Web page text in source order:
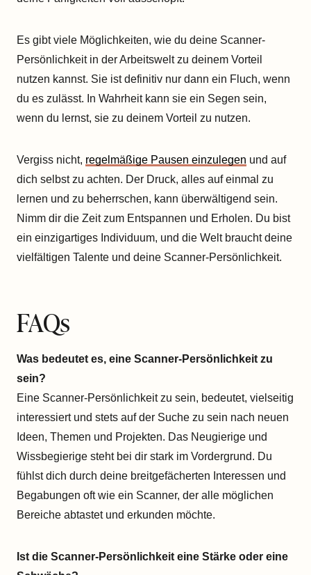
Es gibt viele Möglichkeiten, wie du deine Scanner-
Persönlichkeit in der Arbeitswelt zu deinem Vorteil
nutzen kannst. Sie ist definitiv nur dann ein Fluch, wenn
du es zulässt. In Wahrheit kann sie ein Segen sein,
wenn du lernst, sie zu deinem Vorteil zu nutzen.
Vergiss nicht, regelmäßige Pausen einzulegen und auf
dich selbst zu achten. Der Druck, alles auf einmal zu
lernen und zu beherrschen, kann überwältigend sein.
Nimm dir die Zeit zum Entspannen und Erholen. Du bist
ein einzigartiges Individuum, und die Welt braucht deine
vielfältigen Talente und deine Scanner-Persönlichkeit.
FAQs
Was bedeutet es, eine Scanner-Persönlichkeit zu
sein?
Eine Scanner-Persönlichkeit zu sein, bedeutet, vielseitig
interessiert und stets auf der Suche zu sein nach neuen
Ideen, Themen und Projekten. Das Neugierige und
Wissbegierige steht bei dir stark im Vordergrund. Du
fühlst dich durch deine breitgefächerten Interessen und
Begabungen oft wie ein Scanner, der alle möglichen
Bereiche abtastet und erkunden möchte.
Ist die Scanner-Persönlichkeit eine Stärke oder eine